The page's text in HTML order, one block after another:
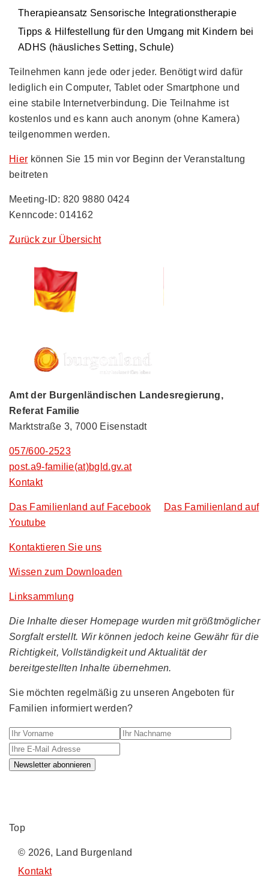
Therapieansatz Sensorische Integrationstherapie
Tipps & Hilfestellung für den Umgang mit Kindern bei
ADHS (häusliches Setting, Schule)
Teilnehmen kann jede oder jeder. Benötigt wird dafür
lediglich ein Computer, Tablet oder Smartphone und
eine stabile Internetverbindung. Die Teilnahme ist
kostenlos und es kann auch anonym (ohne Kamera)
teilgenommen werden.
Hier können Sie 15 min vor Beginn der Veranstaltung
beitreten
Meeting-ID: 820 9880 0424
Kenncode: 014162
Zurück zur Übersicht
Amt der Burgenländischen Landesregierung,
Referat Familie
Marktstraße 3, 7000 Eisenstadt
057/600-2523
post.a9-familie(at)bgld.gv.at
Kontakt
Das Familienland auf Facebook
Das Familienland auf
Youtube
Kontaktieren Sie uns
Wissen zum Downloaden
Linksammlung
Die Inhalte dieser Homepage wurden mit größtmöglicher
Sorgfalt erstellt. Wir können jedoch keine Gewähr für die
Richtigkeit, Vollständigkeit und Aktualität der
bereitgestellten Inhalte übernehmen.
Sie möchten regelmäßig zu unseren Angeboten für
Familien informiert werden?
Ihr Vorname Ihr Nachname
Newsletter abonnieren
Top
© 2026, Land Burgenland
Kontakt